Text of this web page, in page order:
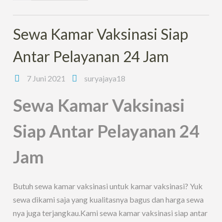
Sewa Kamar Vaksinasi Siap
Antar Pelayanan 24 Jam
7 Juni 2021 suryajaya18
Sewa Kamar Vaksinasi
Siap Antar Pelayanan 24
Jam
Butuh sewa kamar vaksinasi untuk kamar vaksinasi? Yuk
sewa dikami saja yang kualitasnya bagus dan harga sewa
nya juga terjangkau.Kami sewa kamar vaksinasi siap antar